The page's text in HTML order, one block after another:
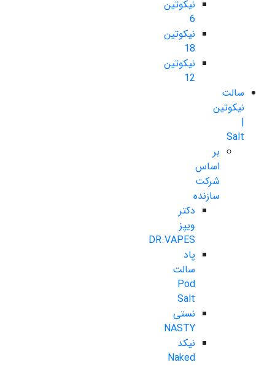
نیکوتین
6
نیکوتین
18
نیکوتین
12
سالت
نیکوتین
|
Salt
بر
اساس
شرکت
سازنده
دکتر
ویپز
DR.VAPES
پاد
سالت
Pod
Salt
نستی
NASTY
نیکد
Naked